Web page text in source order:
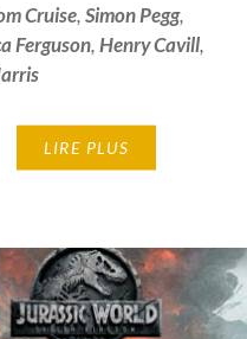
Cruise,Simon Pegg,
Ferguson,Henry Cavill,
LIRE PLUS